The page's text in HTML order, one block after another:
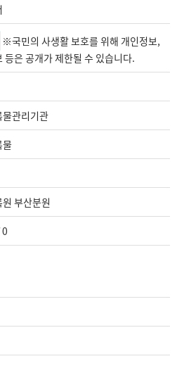
등은 공개가 제한될 수 있습니다.
물관리기관
물
부산분원